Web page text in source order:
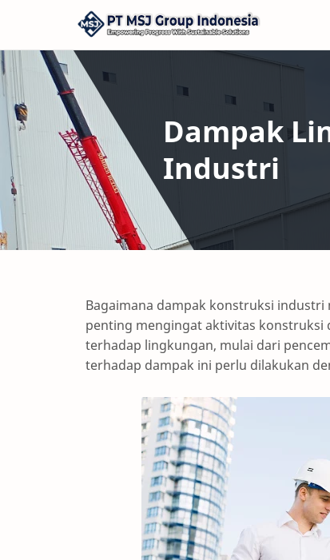
Dampak
Industri
Bagaimana dampak konstruksi
penting mengingat aktivitas konstruksi
terhadap lingkungan, mulai dari
terhadap dampak ini perlu dilakukan